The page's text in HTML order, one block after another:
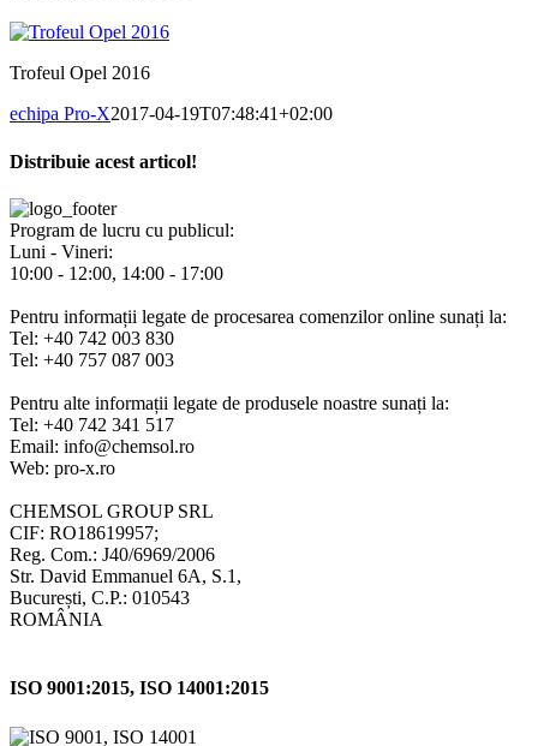
Trofeul Opel 2016
echipa Pro-X2017-04-19T07:48:41+02:00
Distribuie acest articol!
Facebook
X
Pinterest
E-
mail:
Program de lucru cu publicul:
Luni - Vineri:
10:00 - 12:00, 14:00 - 17:00
Pentru informații legate de procesarea comenzilor online sunați la:
Tel: +40 742 003 830
Tel: +40 757 087 003
Pentru alte informații legate de produsele noastre sunați la:
Tel: +40 742 341 517
Email: info@chemsol.ro
Web: pro-x.ro
CHEMSOL GROUP SRL
CIF: RO18619957;
Reg. Com.: J40/6969/2006
Str. David Emmanuel 6A, S.1,
București, C.P.: 010543
ROMÂNIA
ISO 9001:2015, ISO 14001:2015